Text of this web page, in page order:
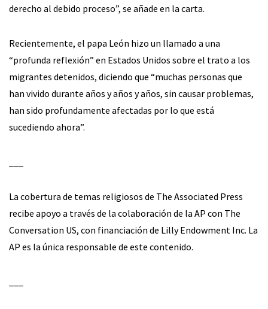
derecho al debido proceso”, se añade en la carta.
Recientemente, el papa León hizo un llamado a una
“profunda reflexión” en Estados Unidos sobre el trato a los
migrantes detenidos, diciendo que “muchas personas que
han vivido durante años y años y años, sin causar problemas,
han sido profundamente afectadas por lo que está
sucediendo ahora”.
La cobertura de temas religiosos de The Associated Press
recibe apoyo a través de la colaboración de la AP con The
Conversation US, con financiación de Lilly Endowment Inc. La
AP es la única responsable de este contenido.